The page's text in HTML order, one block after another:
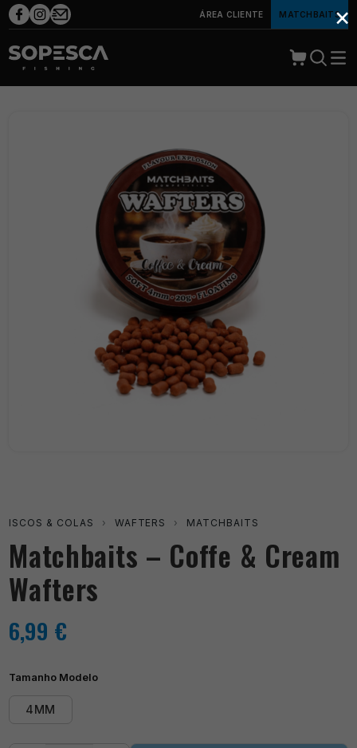
ÁREA CLIENTE MATCHBAITS
ISCOS & COLAS › WAFTERS › MATCHBAITS
Matchbaits – Coffe & Cream
Wafters
6,99 €
Tamanho Modelo
4MM
×